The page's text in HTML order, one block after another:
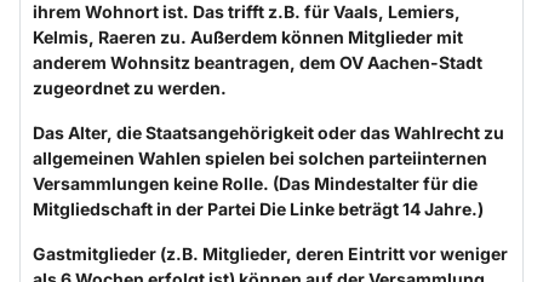
ihrem Wohnort ist. Das trifft z.B. für Vaals, Lemiers,
Kelmis, Raeren zu. Außerdem können Mitglieder mit
anderem Wohnsitz beantragen, dem OV Aachen-Stadt
zugeordnet zu werden.
Das Alter, die Staatsangehörigkeit oder das Wahlrecht zu
allgemeinen Wahlen spielen bei solchen parteiinternen
Versammlungen keine Rolle. (Das Mindestalter für die
Mitgliedschaft in der Partei Die Linke beträgt 14 Jahre.)
Gastmitglieder (z.B. Mitglieder, deren Eintritt vor weniger